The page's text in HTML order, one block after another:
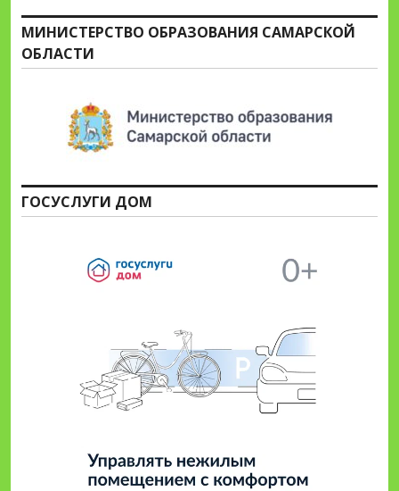
МИНИСТЕРСТВО ОБРАЗОВАНИЯ САМАРСКОЙ
ОБЛАСТИ
ГОСУСЛУГИ ДОМ